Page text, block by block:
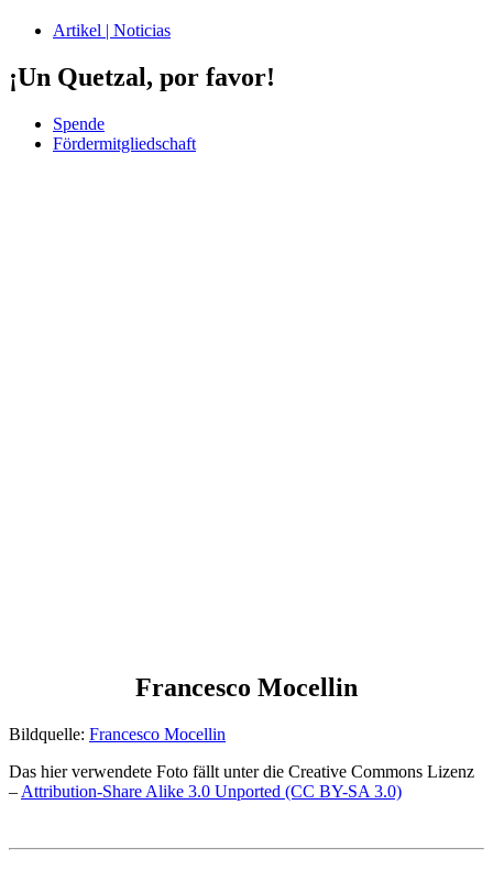
Artikel | Noticias
¡Un Quetzal, por favor!
Spende
Fördermitgliedschaft
Francesco Mocellin
Bildquelle: Francesco Mocellin
Das hier verwendete Foto fällt unter die Creative Commons Lizenz
– Attribution-Share Alike 3.0 Unported (CC BY-SA 3.0)